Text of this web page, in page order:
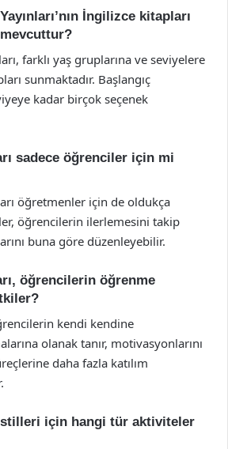
İngilizce kitapları
farklı yaş gruplarına ve seviyelere
sunmaktadır. Başlangıç
kadar birçok seçenek
sadece öğrenciler için mi
öğretmenler için de oldukça
öğrencilerin ilerlemesini takip
buna göre düzenleyebilir.
öğrencilerin öğrenme
kendi kendine
olanak tanır, motivasyonlarını
daha fazla katılım
stilleri için hangi tür aktiviteler